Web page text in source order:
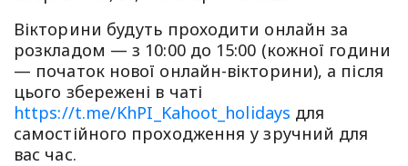
Вікторини будуть проходити онлайн за
розкладом — з 10:00 до 15:00 (кожної години
— початок нової онлайн-вікторини), а після
цього збережені в чаті
https://t.me/KhPI_Kahoot_holidays для
самостійного проходження у зручний для
вас час.